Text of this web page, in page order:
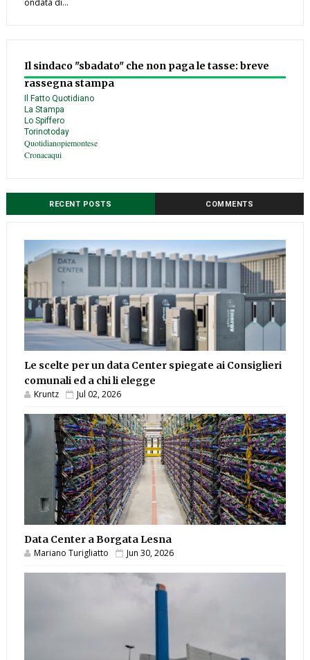
ondata di...
Il sindaco "sbadato" che non paga le tasse: breve
rassegna stampa
Il Fatto Quotidiano
La Stampa
Lo Spiffero
Torinotoday
Quotidianopiemontese
Cronacaqui
RECENT POSTS COMMENTS
Le scelte per un data Center spiegate ai Consiglieri
comunali ed a chi li elegge
Kruntz Jul 02, 2026
Data Center a Borgata Lesna
Mariano Turigliatto Jun 30, 2026